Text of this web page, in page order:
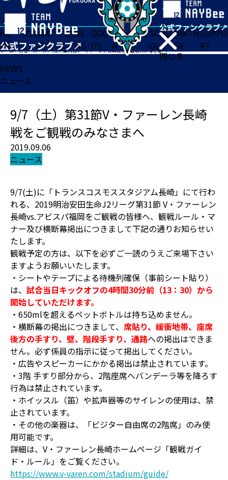
閉じる
HO
ME
TICK
ET
MAT
CH
TEA
M
NE
WS
GOO
DS
FA
N
ACADE
MY
SCHO
OL
PARTN
ER
SUPPO
RT
ホーム>ニュース>9/7（土）第31節V・ファーレン長崎戦をご観戦のみなさまへ
NEWS
ニュース
9/7（土）第31節V・ファーレン長崎
戦をご観戦のみなさまへ
2019.09.06
ニュース
9/7(土)に「トランスコスモススタジアム長崎」にて行わ
れる、2019明治安田生命J2リーグ第31節 V・ファーレン
長崎vs.アビスパ福岡をご観戦の皆様へ、観戦ルール・マ
ナー及び横断幕掲出につきまして下記の通りお知らせい
たします。
観戦予定の方は、以下を必ずご一読のうえご来場下さい
ますようお願いいたします。
・シートやテープによる待機列確保（事前シート貼り）
は、 試合当日キックオフの4時間30分前（13：30）から
開始していただけます。
・650mlを超えるペットボトルは持ち込めません。
・横断幕の掲出につきまして、 席貼り、緩衝地帯、座席
後方の手すり、壁、階段手すり、通路への掲出はできま
せん。必ず係員の指示に従って掲出してください。
・広告やスピーカーにかかる掲出は禁止されています。
・3階 手すり部分から、2階座席へバンデーラ等を降ろす
行為は禁止されています。
・ホイッスル（笛）や拡声器等のサイレンの使用は、禁
止されています。
・その他の楽器は、「ビジター自由席の2階席」のみ使
用可能です。
詳細は、V・ファーレン長崎ホームページ「観戦ガイ
ド・ルール」をご覧ください。
https://www.v-varen.com/stadium/guide/